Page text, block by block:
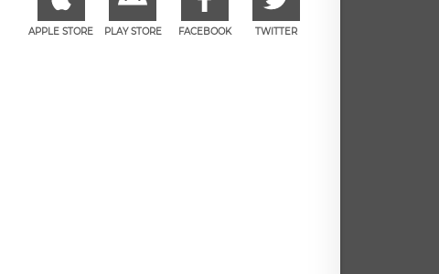
APPLE STORE PLAY STORE FACEBOOK TWITTER